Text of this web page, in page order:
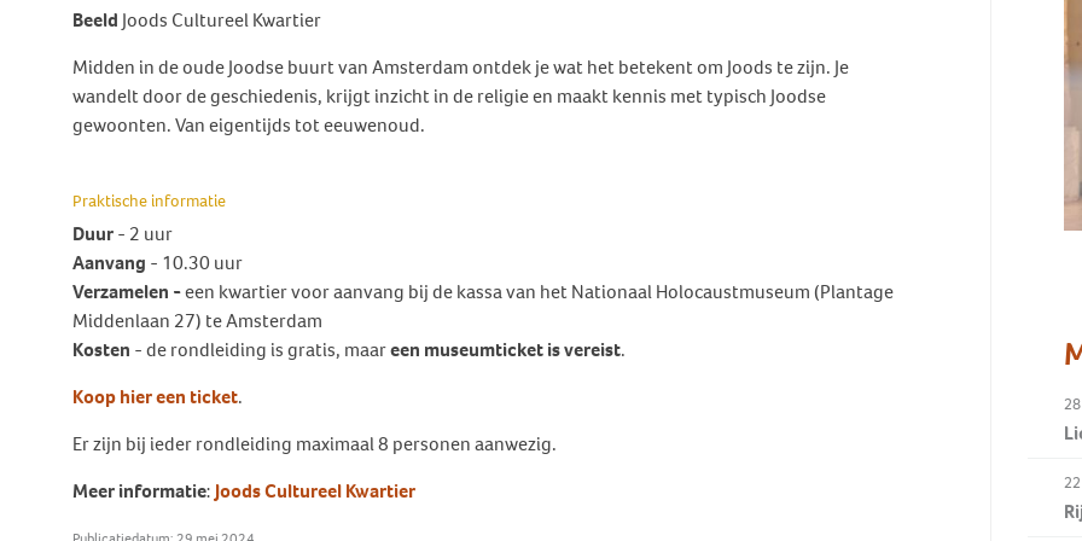
Botverankerd hoorsysteem
(BCD)
Vraagbaak
Behandeling Duizeligheid en
Ervaringsverhalen Duizeligheid
en Evenwicht
Wat doen wij voor jou?
Vraagbaak
Vrijwilligers
Klachten en geschillen
Vacatures
Contact
Beeld Joods Cultureel Kwartier
Midden in de oude Joodse buurt van Amsterdam ontdek je wat het betekent om Joods te zijn. Je
wandelt door de geschiedenis, krijgt inzicht in de religie en maakt kennis met typisch Joodse
gewoonten. Van eigentijds tot eeuwenoud.
Praktische informatie
Duur- 2 uur
Aanvang - 10.30 uur
Verzamelen -een kwartier voor aanvang bij de kassa van het Nationaal Holocaustmuseum (Plantage
Middenlaan 27) te Amsterdam
Kosten - de rondleiding is gratis, maareen museumticket is vereist.
Koop hier een ticket.
Er zijn bij ieder rondleiding maximaal 8 personen aanwezig.
Meer informatie: Joods Cultureel Kwartier